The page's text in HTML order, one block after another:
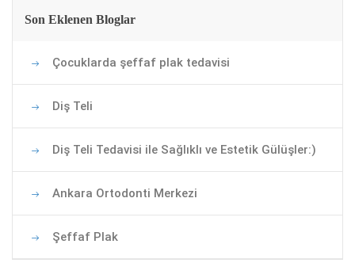
Son Eklenen Bloglar
Çocuklarda şeffaf plak tedavisi
Diş Teli
Diş Teli Tedavisi ile Sağlıklı ve Estetik Gülüşler:)
Ankara Ortodonti Merkezi
Şeffaf Plak